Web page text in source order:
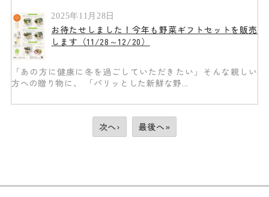
2025年11月28日
お待たせしました！今年も野菜ギフトセットを販売
します（11/28～12/20）
「あの方に健康に冬を過ごしていただきたい」そんな親しい
方への贈り物に、 「パリッとした新鮮な野...
次へ› 最後へ»